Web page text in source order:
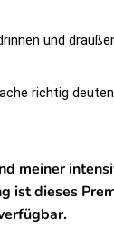
und
richtig
meiner
ist dieses